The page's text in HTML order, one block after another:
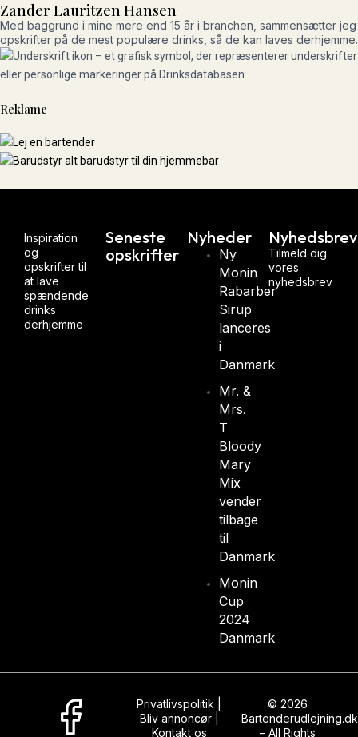
Zander Lauritzen Hansen
Med baggrund i mine mere end 15 år i branchen, sammensætter jeg
opskrifter på de mest populære drinks, så de kan laves derhjemme.
Reklame
Inspiration
og
opskrifter til
at lave
spændende
drinks
derhjemme
Seneste
opskrifter
Nyheder
Ny
Monin
Rabarber
Sirup
lanceres
i
Danmark
Mr. &
Mrs.
T
Bloody
Mary
Mix
vender
tilbage
til
Danmark
Monin
Cup
2024
Danmark
Nyhedsbrev
Tilmeld dig
vores
nyhedsbrev
© 2026
Bartenderudlejning.dk
– All Rights
Privatlivspolitik
Bliv annoncør|
Kontakt os